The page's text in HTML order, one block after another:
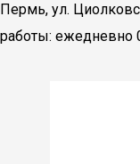
Пермь, ул.
работы: ежедневно